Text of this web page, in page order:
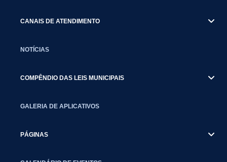
CANAIS DE ATENDIMENTO
NOTÍCIAS
COMPÊNDIO DAS LEIS MUNICIPAIS
GALERIA DE APLICATIVOS
PÁGINAS